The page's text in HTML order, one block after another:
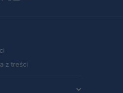
z treści